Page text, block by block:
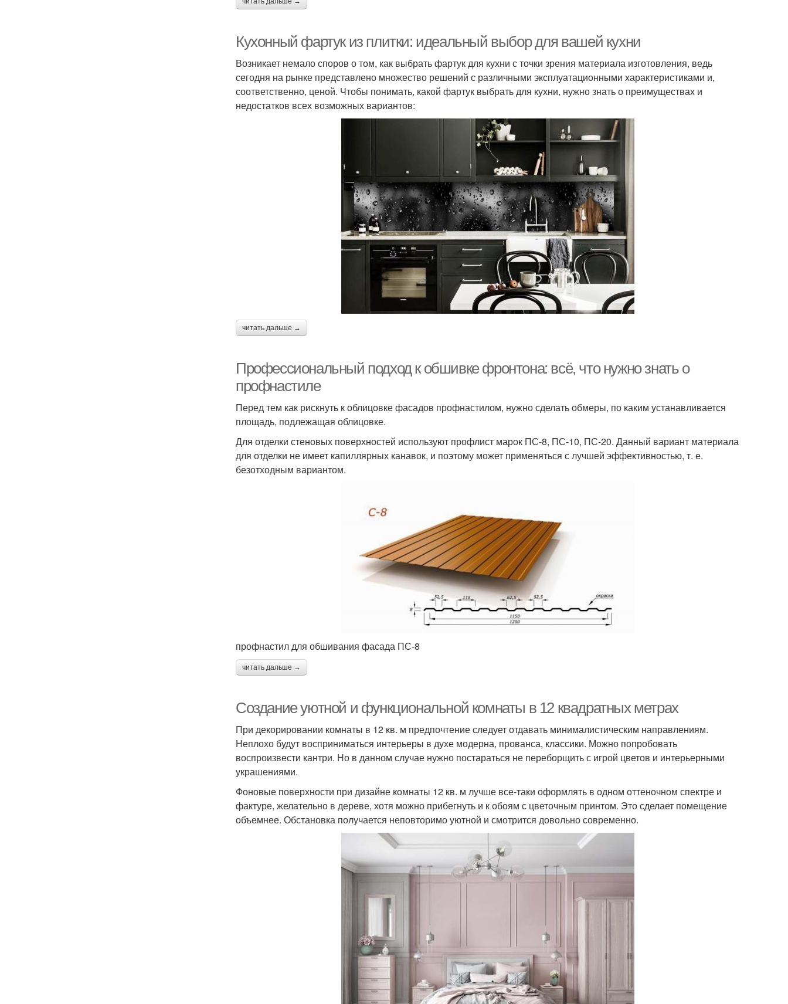
Кухонный фартук из плитки: идеальный выбор для вашей кухни
Возникает немало споров о том, как выбрать фартук для кухни с точки зрения материала изготовления, ведь
сегодня на рынке представлено множество решений с различными эксплуатационными характеристиками и,
соответственно, ценой. Чтобы понимать, какой фартук выбрать для кухни, нужно знать о преимуществах и
недостатков всех возможных вариантов:
читать дальше →
Профессиональный подход к обшивке фронтона: всё, что нужно знать о
профнастиле
Перед тем как рискнуть к облицовке фасадов профнастилом, нужно сделать обмеры, по каким устанавливается
площадь, подлежащая облицовке.
Для отделки стеновых поверхностей используют профлист марок ПС-8, ПС-10, ПС-20. Данный вариант материала
для отделки не имеет капиллярных канавок, и поэтому может применяться с лучшей эффективностью, т. е.
безотходным вариантом.
профнастил для обшивания фасада ПС-8
читать дальше →
Создание уютной и функциональной комнаты в 12 квадратных метрах
При декорировании комнаты в 12 кв. м предпочтение следует отдавать минималистическим направлениям.
Неплохо будут восприниматься интерьеры в духе модерна, прованса, классики. Можно попробовать
воспроизвести кантри. Но в данном случае нужно постараться не переборщить с игрой цветов и интерьерными
украшениями.
Фоновые поверхности при дизайне комнаты 12 кв. м лучше все-таки оформлять в одном оттеночном спектре и
фактуре, желательно в дереве, хотя можно прибегнуть и к обоям с цветочным принтом. Это сделает помещение
объемнее. Обстановка получается неповторимо уютной и смотрится довольно современно.